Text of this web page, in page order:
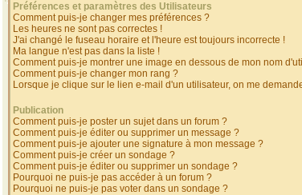
Préférences et paramètres des Utilisateurs
Comment puis-je changer mes préférences ?
Les heures ne sont pas correctes !
J'ai changé le fuseau horaire et l'heure est toujours incorrecte !
Ma langue n'est pas dans la liste !
Comment puis-je montrer une image en dessous de mon nom
Comment puis-je changer mon rang ?
Lorsque je clique sur le lien e-mail d'un utilisateur, on me
Publication
Comment puis-je poster un sujet dans un forum ?
Comment puis-je éditer ou supprimer un message ?
Comment puis-je ajouter une signature à mon message ?
Comment puis-je créer un sondage ?
Comment puis-je éditer ou supprimer un sondage ?
Pourquoi ne puis-je pas accéder à un forum ?
Pourquoi ne puis-je pas voter dans un sondage ?